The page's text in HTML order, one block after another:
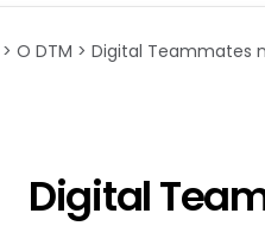
O DTM Digital Teammates
Digital